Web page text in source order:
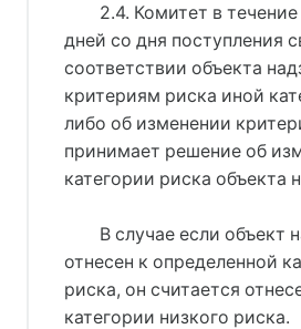
2.4. Комитет в
дней со дня поступления
соответствии объекта
критериям риска иной
либо об изменении
принимает решение об
категории риска объекта
В случае если объект
отнесен к определенной
риска, он считается
категории низкого риска.